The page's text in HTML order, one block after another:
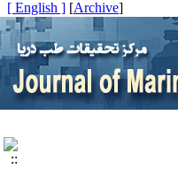
[
Archive
]
[ English ]